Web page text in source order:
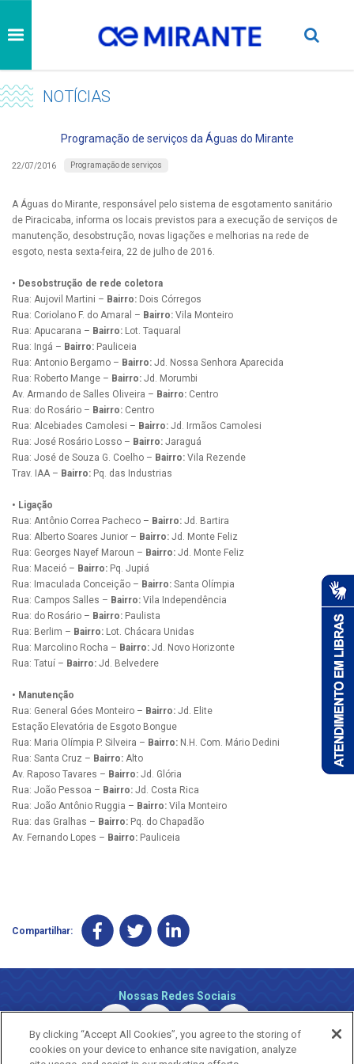
NOTÍCIAS
Programação de serviços da Águas do Mirante
22/07/2016 Programação de serviços
A Águas do Mirante, responsável pelo sistema de esgotamento sanitário
de Piracicaba, informa os locais previstos para a execução de serviços de
manutenção, desobstrução, novas ligações e melhorias na rede de
esgoto, nesta sexta-feira, 22 de julho de 2016.
• Desobstrução de rede coletora
Rua: Aujovil Martini – Bairro: Dois Córregos
Rua: Coriolano F. do Amaral – Bairro: Vila Monteiro
Rua: Apucarana – Bairro: Lot. Taquaral
Rua: Ingá – Bairro: Pauliceia
Rua: Antonio Bergamo – Bairro: Jd. Nossa Senhora Aparecida
Rua: Roberto Mange – Bairro: Jd. Morumbi
Av. Armando de Salles Oliveira – Bairro: Centro
Rua: do Rosário – Bairro: Centro
Rua: Alcebiades Camolesi – Bairro: Jd. Irmãos Camolesi
Rua: José Rosário Losso – Bairro: Jaraguá
Rua: José de Souza G. Coelho – Bairro: Vila Rezende
Trav. IAA – Bairro: Pq. das Industrias
• Ligação
Rua: Antônio Correa Pacheco – Bairro: Jd. Bartira
Rua: Alberto Soares Junior – Bairro: Jd. Monte Feliz
Rua: Georges Nayef Maroun – Bairro: Jd. Monte Feliz
Rua: Maceió – Bairro: Pq. Jupiá
Rua: Imaculada Conceição – Bairro: Santa Olímpia
Rua: Campos Salles – Bairro: Vila Independência
Rua: do Rosário – Bairro: Paulista
Rua: Berlim – Bairro: Lot. Chácara Unidas
Rua: Marcolino Rocha – Bairro: Jd. Novo Horizonte
Rua: Tatuí – Bairro: Jd. Belvedere
• Manutenção
Rua: General Góes Monteiro – Bairro: Jd. Elite
Estação Elevatória de Esgoto Bongue
Rua: Maria Olímpia P. Silveira – Bairro: N.H. Com. Mário Dedini
Rua: Santa Cruz – Bairro: Alto
Av. Raposo Tavares – Bairro: Jd. Glória
Rua: João Pessoa – Bairro: Jd. Costa Rica
Rua: João Antônio Ruggia – Bairro: Vila Monteiro
Rua: das Gralhas – Bairro: Pq. do Chapadão
Av. Fernando Lopes – Bairro: Pauliceia
Compartilhar:
Nossas Redes Sociais
By clicking “Accept All Cookies”, you agree to the storing of
cookies on your device to enhance site navigation, analyze